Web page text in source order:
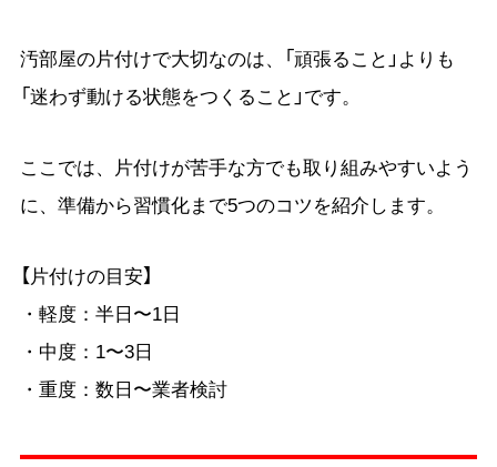
汚部屋の片付けで大切なのは、「頑張ること」よりも
「迷わず動ける状態をつくること」です。
ここでは、片付けが苦手な方でも取り組みやすいよう
に、準備から習慣化まで5つのコツを紹介します。
【片付けの目安】
・軽度：半日〜1日
・中度：1〜3日
・重度：数日〜業者検討